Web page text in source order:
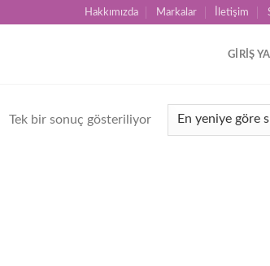
Hakkımızda Markalar İletişim
GIRIŞ
Tek bir sonuç gösteriliyor